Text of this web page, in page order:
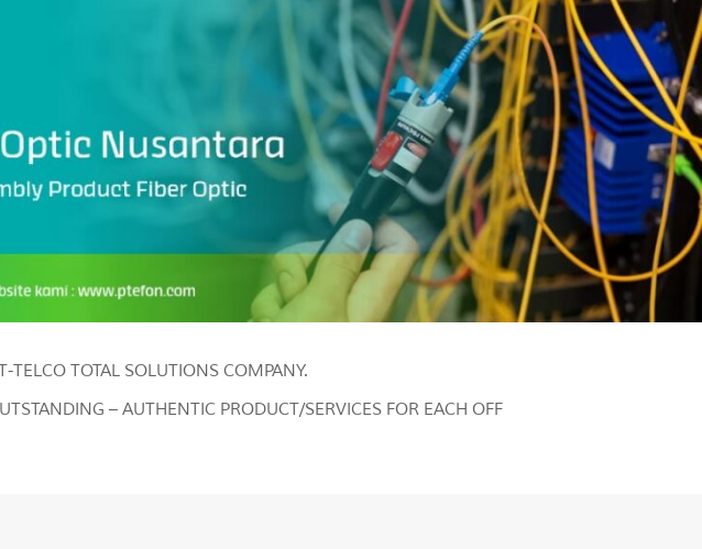
TELCO TOTAL SOLUTIONS COMPANY.
– AUTHENTIC PRODUCT/SERVICES FOR EACH OFF